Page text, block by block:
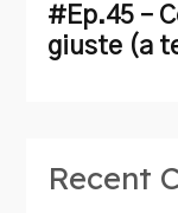
#Ep.45 –
giuste (a
Recent